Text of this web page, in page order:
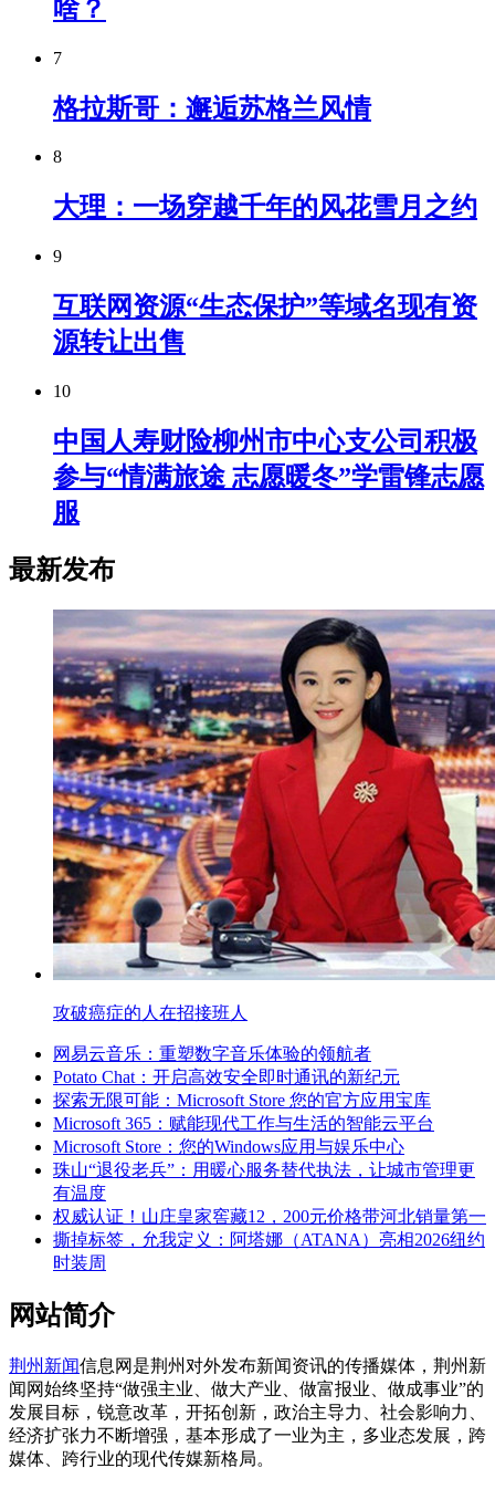
啥？
7
格拉斯哥：邂逅苏格兰风情
8
大理：一场穿越千年的风花雪月之约
9
互联网资源“生态保护”等域名现有资
源转让出售
10
中国人寿财险柳州市中心支公司积极
参与“情满旅途 志愿暖冬”学雷锋志愿
服
最新发布
攻破癌症的人在招接班人
网易云音乐：重塑数字音乐体验的领航者
Potato Chat：开启高效安全即时通讯的新纪元
探索无限可能：Microsoft Store 您的官方应用宝库
Microsoft 365：赋能现代工作与生活的智能云平台
Microsoft Store：您的Windows应用与娱乐中心
珠山“退役老兵”：用暖心服务替代执法，让城市管理更
有温度
权威认证！山庄皇家窖藏12，200元价格带河北销量第一
撕掉标签，允我定义：阿塔娜（ATANA）亮相2026纽约
时装周
网站简介
荆州新闻信息网是荆州对外发布新闻资讯的传播媒体，荆州新
闻网始终坚持“做强主业、做大产业、做富报业、做成事业”的
发展目标，锐意改革，开拓创新，政治主导力、社会影响力、
经济扩张力不断增强，基本形成了一业为主，多业态发展，跨
媒体、跨行业的现代传媒新格局。